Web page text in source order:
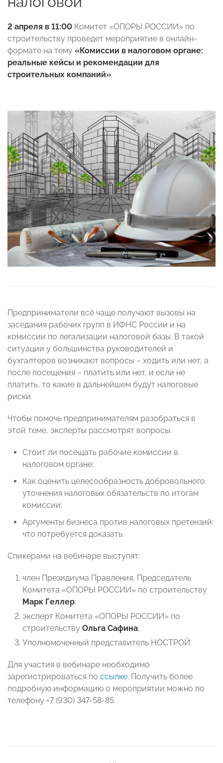
2 апреля в 11:00 Комитет «ОПОРЫ РОССИИ» по
строительству проведет мероприятие в онлайн-
формате на тему «Комиссии в налоговом органе:
реальные кейсы и рекомендации для
строительных компаний».
Предприниматели всё чаще получают вызовы на
заседания рабочих групп в ИФНС России и на
комиссии по легализации налоговой базы. В такой
ситуации у большинства руководителей и
бухгалтеров возникают вопросы – ходить или нет, а
после посещения – платить или нет, и если не
платить, то какие в дальнейшем будут налоговые
риски.
Чтобы помочь предпринимателям разобраться в
этой теме, эксперты рассмотрят вопросы:
Стоит ли посещать рабочие комиссии в
налоговом органе;
Как оценить целесообразность добровольного
уточнения налоговых обязательств по итогам
комиссии;
Аргументы бизнеса против налоговых претензий:
что потребуется доказать.
Спикерами на вебинаре выступят:
член Президиума Правления, Председатель
Комитета «ОПОРЫ РОССИИ» по строительству
Марк Геллер;
эксперт Комитета «ОПОРЫ РОССИИ» по
строительству Ольга Сафина;
Уполномоченный представитель НОСТРОЙ.
Для участия в вебинаре необходимо
зарегистрироваться по ссылке. Получить более
подробную информацию о мероприятии можно по
телефону +7 (930) 347-58-85.